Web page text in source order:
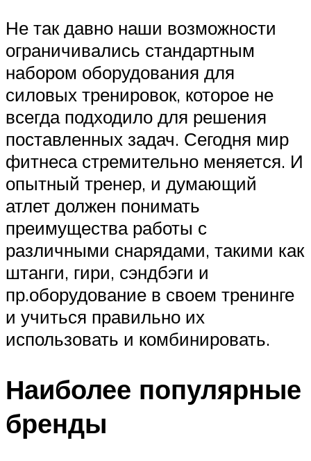
Не так давно наши возможности
ограничивались стандартным
набором оборудования для
силовых тренировок, которое не
всегда подходило для решения
поставленных задач. Сегодня мир
фитнеса стремительно меняется. И
опытный тренер, и думающий
атлет должен понимать
преимущества работы с
различными снарядами, такими как
штанги, гири, сэндбэги и
пр.оборудование в своем тренинге
и учиться правильно их
использовать и комбинировать.
Наиболее популярные
бренды